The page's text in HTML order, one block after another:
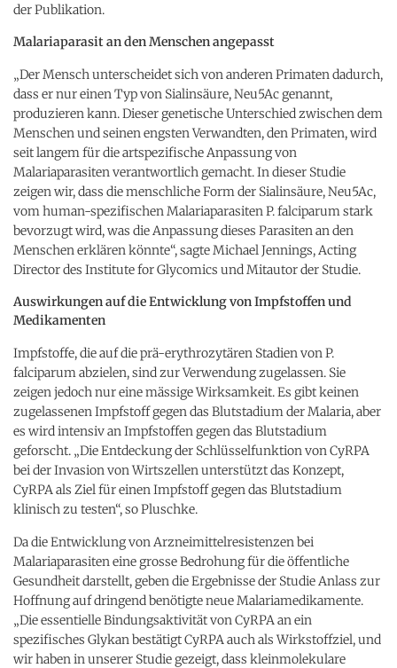
der Publikation.
Malariaparasit an den Menschen angepasst
„Der Mensch unterscheidet sich von anderen Primaten dadurch,
dass er nur einen Typ von Sialinsäure, Neu5Ac genannt,
produzieren kann. Dieser genetische Unterschied zwischen dem
Menschen und seinen engsten Verwandten, den Primaten, wird
seit langem für die artspezifische Anpassung von
Malariaparasiten verantwortlich gemacht. In dieser Studie
zeigen wir, dass die menschliche Form der Sialinsäure, Neu5Ac,
vom human-spezifischen Malariaparasiten P. falciparum stark
bevorzugt wird, was die Anpassung dieses Parasiten an den
Menschen erklären könnte“, sagte Michael Jennings, Acting
Director des Institute for Glycomics und Mitautor der Studie.
Auswirkungen auf die Entwicklung von Impfstoffen und
Medikamenten
Impfstoffe, die auf die prä-erythrozytären Stadien von P.
falciparum abzielen, sind zur Verwendung zugelassen. Sie
zeigen jedoch nur eine mässige Wirksamkeit. Es gibt keinen
zugelassenen Impfstoff gegen das Blutstadium der Malaria, aber
es wird intensiv an Impfstoffen gegen das Blutstadium
geforscht. „Die Entdeckung der Schlüsselfunktion von CyRPA
bei der Invasion von Wirtszellen unterstützt das Konzept,
CyRPA als Ziel für einen Impfstoff gegen das Blutstadium
klinisch zu testen“, so Pluschke.
Da die Entwicklung von Arzneimittelresistenzen bei
Malariaparasiten eine grosse Bedrohung für die öffentliche
Gesundheit darstellt, geben die Ergebnisse der Studie Anlass zur
Hoffnung auf dringend benötigte neue Malariamedikamente.
„Die essentielle Bindungsaktivität von CyRPA an ein
spezifisches Glykan bestätigt CyRPA auch als Wirkstoffziel, und
wir haben in unserer Studie gezeigt, dass kleinmolekulare